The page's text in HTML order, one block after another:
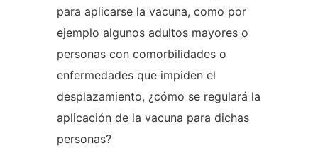
para aplicarse la vacuna, como por
ejemplo algunos adultos mayores o
personas con comorbilidades o
enfermedades que impiden el
desplazamiento, ¿cómo se regulará la
aplicación de la vacuna para dichas
personas?